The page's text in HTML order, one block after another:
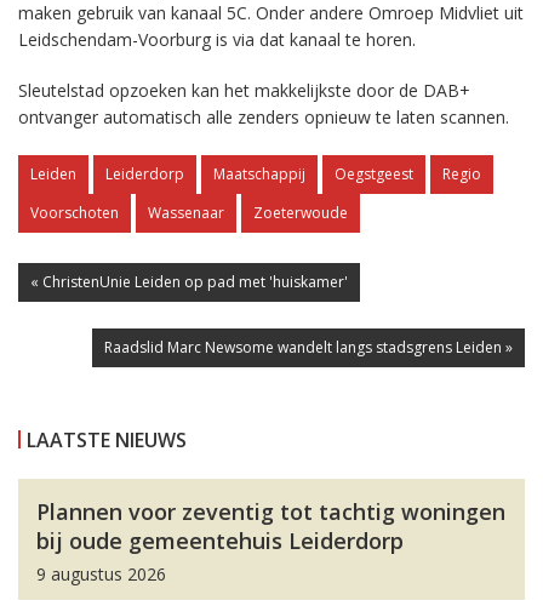
maken gebruik van kanaal 5C. Onder andere Omroep Midvliet uit
Leidschendam-Voorburg is via dat kanaal te horen.
Sleutelstad opzoeken kan het makkelijkste door de DAB+
ontvanger automatisch alle zenders opnieuw te laten scannen.
Leiden Leiderdorp Maatschappij Oegstgeest
Regio
Voorschoten
Wassenaar Zoeterwoude
« ChristenUnie Leiden op pad met 'huiskamer'
Raadslid Marc Newsome wandelt langs stadsgrens Leiden »
LAATSTE NIEUWS
Plannen voor zeventig tot tachtig woningen
bij oude gemeentehuis Leiderdorp
9 augustus 2026